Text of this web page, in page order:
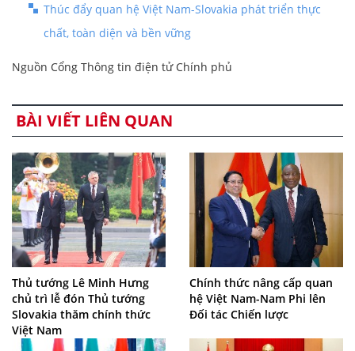
Thúc đẩy quan hệ Việt Nam-Slovakia phát triển thực
chất, toàn diện và bền vững
Nguồn Cổng Thông tin điện tử Chính phủ
BÀI VIẾT LIÊN QUAN
Thủ tướng Lê Minh Hưng
chủ trì lễ đón Thủ tướng
Slovakia thăm chính thức
Việt Nam
Chính thức nâng cấp quan
hệ Việt Nam-Nam Phi lên
Đối tác Chiến lược